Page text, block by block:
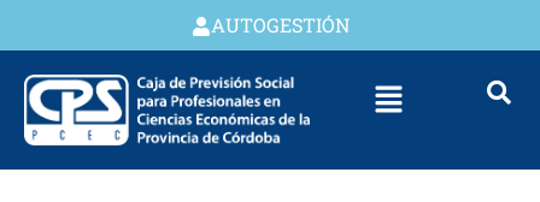
AUTOGESTIÓN